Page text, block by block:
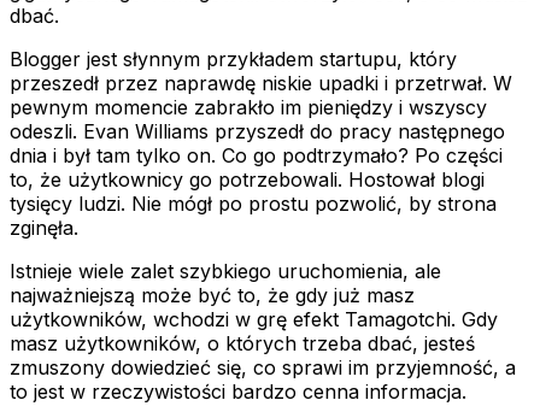
dbać.
Blogger jest słynnym przykładem startupu, który
przeszedł przez naprawdę niskie upadki i przetrwał. W
pewnym momencie zabrakło im pieniędzy i wszyscy
odeszli. Evan Williams przyszedł do pracy następnego
dnia i był tam tylko on. Co go podtrzymało? Po części
to, że użytkownicy go potrzebowali. Hostował blogi
tysięcy ludzi. Nie mógł po prostu pozwolić, by strona
zginęła.
Istnieje wiele zalet szybkiego uruchomienia, ale
najważniejszą może być to, że gdy już masz
użytkowników, wchodzi w grę efekt Tamagotchi. Gdy
masz użytkowników, o których trzeba dbać, jesteś
zmuszony dowiedzieć się, co sprawi im przyjemność, a
to jest w rzeczywistości bardzo cenna informacja.